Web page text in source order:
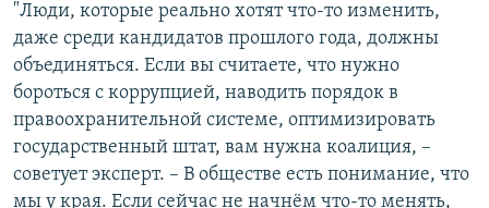
"Люди, которые реально хотят что-то изменить,
даже среди кандидатов прошлого года, должны
объединяться. Если вы считаете, что нужно
бороться с коррупцией, наводить порядок в
правоохранительной системе, оптимизировать
государственный штат, вам нужна коалиция, –
советует эксперт. – В обществе есть понимание, что
мы у края. Если сейчас не начнём что-то менять,